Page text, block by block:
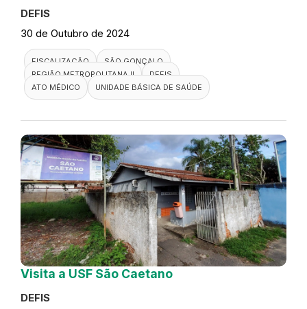
DEFIS
30 de Outubro de 2024
FISCALIZAÇÃO
SÃO GONÇALO
REGIÃO METROPOLITANA II
DEFIS
ATO MÉDICO
UNIDADE BÁSICA DE SAÚDE
Visita a USF São Caetano
DEFIS